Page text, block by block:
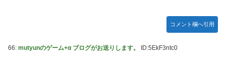
コメント欄へ引用
66: mutyunのゲーム+α ブログがお送りします。 ID:5EkF3ntc0